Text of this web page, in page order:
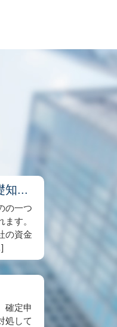
知...
の一つ
す。
の資金
確定申
処して